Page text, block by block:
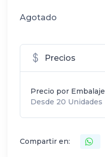
Agotado
Precios
Precio por Embalaje
Desde 20 Unidades
Compartir en: